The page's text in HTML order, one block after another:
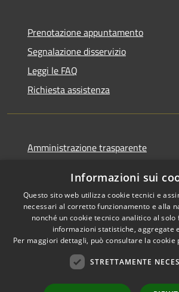
Prenotazione appuntamento
Segnalazione disservizio
Leggi le FAQ
Richiesta assistenza
Amministrazione trasparente
Dichiarazione di accessibilità
Informazioni sui
Questo sito web utilizza cookie tecnici e
necessari al corretto funzionamento e alla
nonché un cookie tecnico analitico al
informazioni statistiche, aggregate
Per maggiori dettagli, può consultare la cookie
STRETTAMENTE